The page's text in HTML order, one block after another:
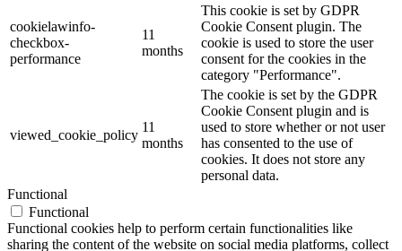
cookielawinfo-
checkbox-
performance
11
months
This cookie is set by GDPR
Cookie Consent plugin. The
cookie is used to store the user
consent for the cookies in the
category "Performance".
viewed_cookie_policy
11
months
The cookie is set by the GDPR
Cookie Consent plugin and is
used to store whether or not user
has consented to the use of
cookies. It does not store any
personal data.
Functional
Functional
Functional cookies help to perform certain functionalities like
sharing the content of the website on social media platforms, collect